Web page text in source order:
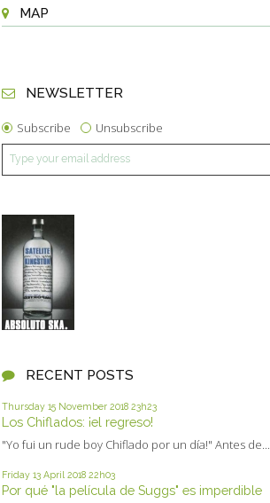
MAP
NEWSLETTER
Subscribe Unsubscribe
RECENT POSTS
Thursday 15 November 2018 23h23
Los Chiflados: ¡el regreso!
"Yo fui un rude boy Chiflado por un día!" Antes de...
Friday 13 April 2018 22h03
Por qué "la película de Suggs" es imperdible